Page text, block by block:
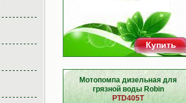
Купить
Мотопомпа дизельная для
грязной воды Robin
PTD405T